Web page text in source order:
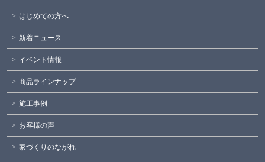
はじめての方へ
新着ニュース
イベント情報
商品ラインナップ
施工事例
お客様の声
家づくりのながれ